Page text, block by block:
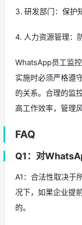
3. 研发部门：保护
4. 人力资源管理：
WhatsApp员工监
实施时必须严格遵
的关系。合理的监
高工作效率，管理风
FAQ
Q1：对
A1：合法性取决于
况下，如果企业提
的。